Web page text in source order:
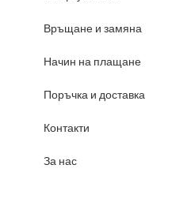
Връщане и замяна
Начин на плащане
Поръчка и доставка
Контакти
За нас